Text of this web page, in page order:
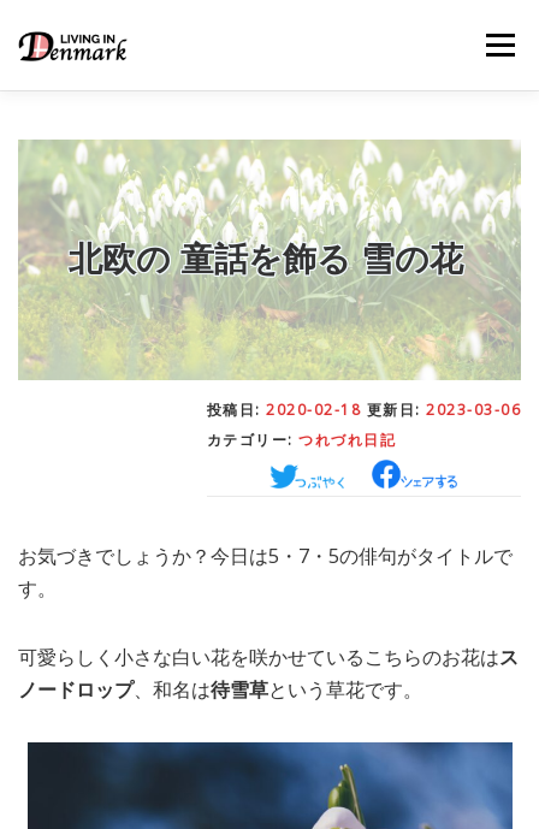
メニュー
LIFE TIPS – 生活便利帳 FOOD– ごはん事情
STUDY– 留学関連情報
WORK– デンマークの働き方
– 日本人の考察
MEDIA– メディア掲載 TRAVEL– 旅行
EVERYDAY– 日常ブログ
ABOUT US- サイトについて
北欧の 童話を飾る 雪の花
投稿日: 2020-02-18 更新日: 2023-03-06
カテゴリー: つれづれ日記
お気づきでしょうか？今日は5・7・5の俳句がタイトルで
す。
可愛らしく小さな白い花を咲かせているこちらのお花はス
ノードロップ、和名は待雪草という草花です。